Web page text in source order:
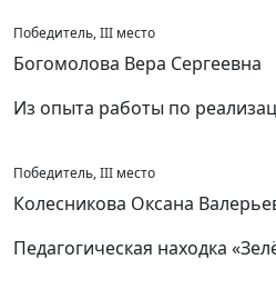
Победитель, III место
Богомолова Вера Сергеевна
Из опыта работы по
Победитель, III место
Колесникова Оксана
Педагогическая находка